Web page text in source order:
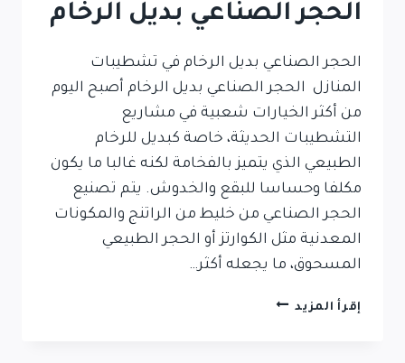
الحجر الصناعي بديل الرخام
الحجر الصناعي بديل الرخام في تشطيبات
المنازل الحجر الصناعي بديل الرخام أصبح اليوم
من أكثر الخيارات شعبية في مشاريع
التشطيبات الحديثة، خاصة كبديل للرخام
الطبيعي الذي يتميز بالفخامة لكنه غالبا ما يكون
مكلفا وحساسا للبقع والخدوش. يتم تصنيع
الحجر الصناعي من خليط من الراتنج والمكونات
المعدنية مثل الكوارتز أو الحجر الطبيعي
المسحوق، ما يجعله أكثر…
إقرأ المزيد الحجر